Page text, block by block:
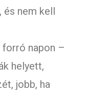
nem kell
forró napon –
helyett,
jobb, ha